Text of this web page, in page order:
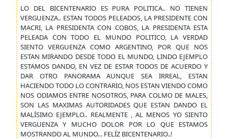
LO DEL BICENTENARIO ES PURA POLITICA.. NO TIENEN
VERGUENZA.. ESTAN TODOS PELEADOS, LA PRESIDENTE CON
MACRI, LA PRESIDENTA CON COBOS, LA PRESIDENTA ESTA
PELEADA CON TODO EL MUNDO POLITICO, LA VERDAD
SIENTO VERGUENZA COMO ARGENTINO, POR QUE NOS
ESTAN MIRANDO DESDE TODO EL MUNDO, LINDO EJEMPLO
ESTAMOS DANDO, EN VEZ DE ESTAR TODOS DE ACUERDO Y
DAR OTRO PANORAMA AUNQUE SEA IRREAL, ESTAN
HACIENDO TODO LO CONTRARIO, NOS ESTAN VIENDO COMO
NOS ODIAMOS ENTRE NOSOTROS, PARA COLMO DE MALES,
SON LAS MAXIMAS AUTORIDADES QUE ESTAN DANDO EL
MALÍSIMO EJEMPLO.. REALMENTE , AL MENOS YO SIENTO
VERGUENZA Y MUCHO DOLOR POR LO QUE ESTAMOS
MOSTRANDO AL MUNDO... FELÍZ BICENTENARIO..!